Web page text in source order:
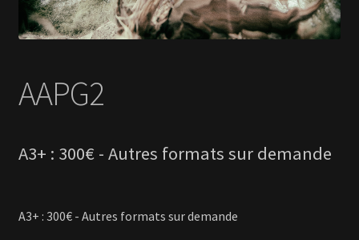
A3+ : 300€ - Autres formats sur demande